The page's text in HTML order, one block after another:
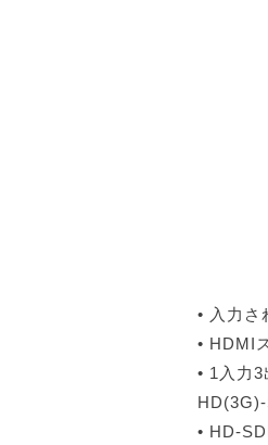
• 入力
• HDMI
• 1入力
• HD-